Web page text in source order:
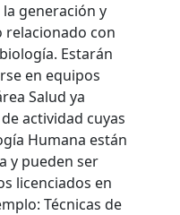
generación y
con
Estarán
en equipos
Salud ya
actividad cuyas
Humana están
y pueden ser
licenciados en
Técnicas de